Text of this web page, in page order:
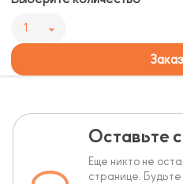
1
Оставьте
Еще никто не
странице.